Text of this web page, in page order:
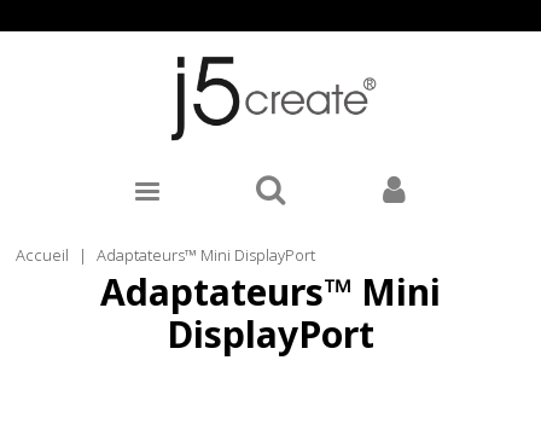
Accueil | Adaptateurs™ Mini DisplayPort
Adaptateurs™ Mini
DisplayPort